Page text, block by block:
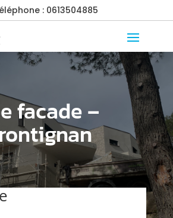
: 0613504885
facade –